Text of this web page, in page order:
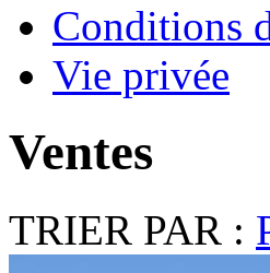
Conditions
Vie privée
Ventes
TRIER PAR :